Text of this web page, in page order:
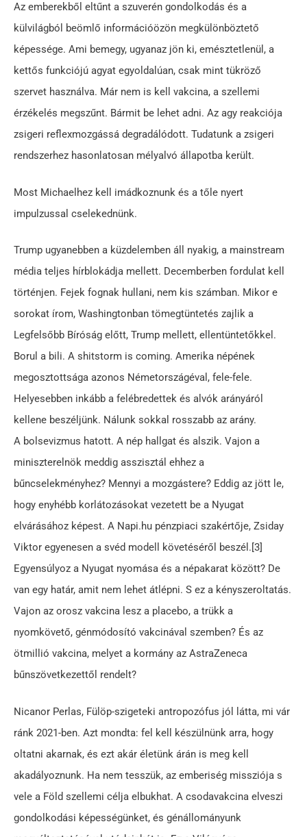
Az emberekből eltűnt a szuverén gondolkodás és a
külvilágból beömlő információözön megkülönböztető
képessége. Ami bemegy, ugyanaz jön ki, emésztetlenül, a
kettős funkciójú agyat egyoldalúan, csak mint tükröző
szervet használva. Már nem is kell vakcina, a szellemi
érzékelés megszűnt. Bármit be lehet adni. Az agy reakciója
zsigeri reflexmozgássá degradálódott. Tudatunk a zsigeri
rendszerhez hasonlatosan mélyalvó állapotba került.
Most Michaelhez kell imádkoznunk és a tőle nyert
impulzussal cselekednünk.
Trump ugyanebben a küzdelemben áll nyakig, a main­stream
média teljes hírblokádja mellett. Decemberben fordulat kell
történjen. Fejek fognak hullani, nem kis számban. Mikor e
sorokat írom, Washingtonban tömegtüntetés zajlik a
Legfelsőbb Bíróság előtt, Trump mellett, ellentüntetőkkel.
Borul a bili. A shitstorm is coming. Amerika népének
megosztottsága azonos Németországéval, fele-fele.
Helyesebben inkább a felébredettek és alvók arányáról
kellene beszéljünk. Nálunk sokkal rosszabb az arány.
A bolsevizmus hatott. A nép hallgat és alszik. Vajon a
miniszterelnök meddig asszisztál ehhez a
bűncselekményhez? Mennyi a mozgástere? Eddig az jött le,
hogy enyhébb korlátozásokat vezetett be a Nyugat
elvárásához képest. A Napi.hu pénzpiaci szakértője, Zsiday
Viktor egyenesen a svéd modell követéséről beszél.[3]
Egyensúlyoz a Nyugat nyomása és a népakarat között? De
van egy határ, amit nem lehet átlépni. S ez a kényszeroltatás.
Vajon az orosz vakcina lesz a placebo, a trükk a
nyomkövető, génmódosító vakcinával szemben? És az
ötmillió vakcina, melyet a kormány az AstraZeneca
bűnszövetkezettől rendelt?
Nicanor Perlas, Fülöp-szigeteki antropozófus jól látta, mi vár
ránk 2021-ben. Azt mondta: fel kell készülnünk arra, hogy
oltatni akarnak, és ezt akár életünk árán is meg kell
akadályoznunk. Ha nem tesszük, az emberiség missziója s
vele a Föld szellemi célja elbukhat. A csodavakcina elveszi
gondolkodási képességünket, és génállományunk